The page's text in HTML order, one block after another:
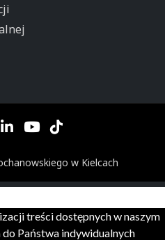
w Kielcach
treści dostępnych w naszym
Państwa indywidualnych